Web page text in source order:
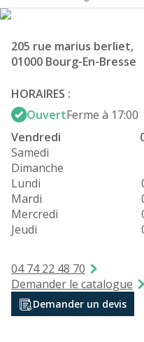
205 rue marius berliet,
01000 Bourg-En-Bresse
HORAIRES :
OuvertFerme à 17:00
Vendredi
Samedi
Dimanche
Lundi
Mardi
Mercredi
Jeudi
04 74 22 48 70
Demander le catalogue
Demander un devis